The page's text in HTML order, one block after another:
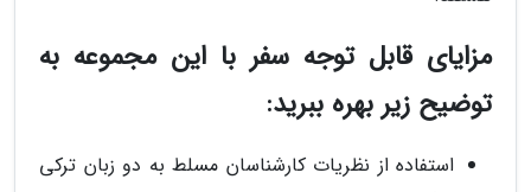
مزایای قابل توجه سفر با این مجموعه به
توضیح زیر بهره ببرید:
استفاده از نظریات کارشناسان مسلط به دو زبان ترکی